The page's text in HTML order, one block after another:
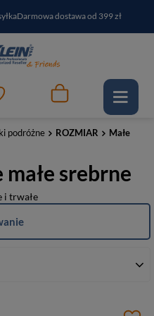
Darmowa dostawa od 399 zł
do newslettera i odbierz RABAT
podróżne ROZMIAR Małe
srebrne
i trwałe